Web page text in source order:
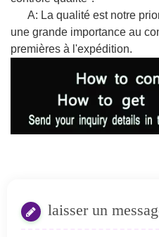
A: La qualité est notre
une grande importance au
premières à l'expédition.
laisser un